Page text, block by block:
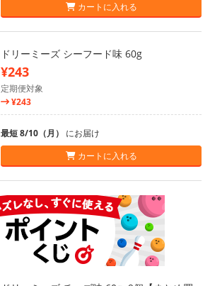
カートに入れる
ドリーミーズ シーフード味 60g
¥243
定期便対象
¥243
最短 8/10（月） にお届け
カートに入れる